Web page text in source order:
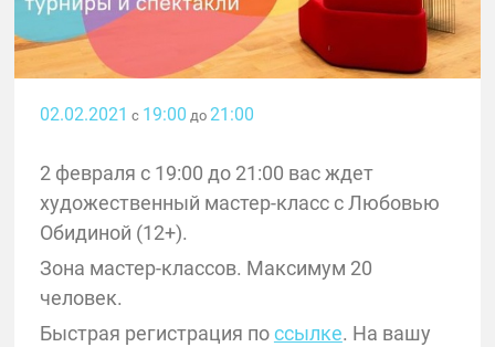
02.02.2021 с 19:00 до 21:00
2 февраля с 19:00 до 21:00 вас ждет
художественный мастер-класс с Любовью
Обидиной (12+).
Зона мастер-классов. Максимум 20
человек.
Быстрая регистрация поссылке. На вашу